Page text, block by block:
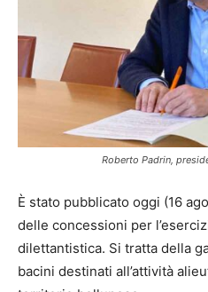
Roberto Padrin,
È stato pubblicato oggi (16
delle concessioni per
dilettantistica. Si tratta della
bacini destinati all’attività